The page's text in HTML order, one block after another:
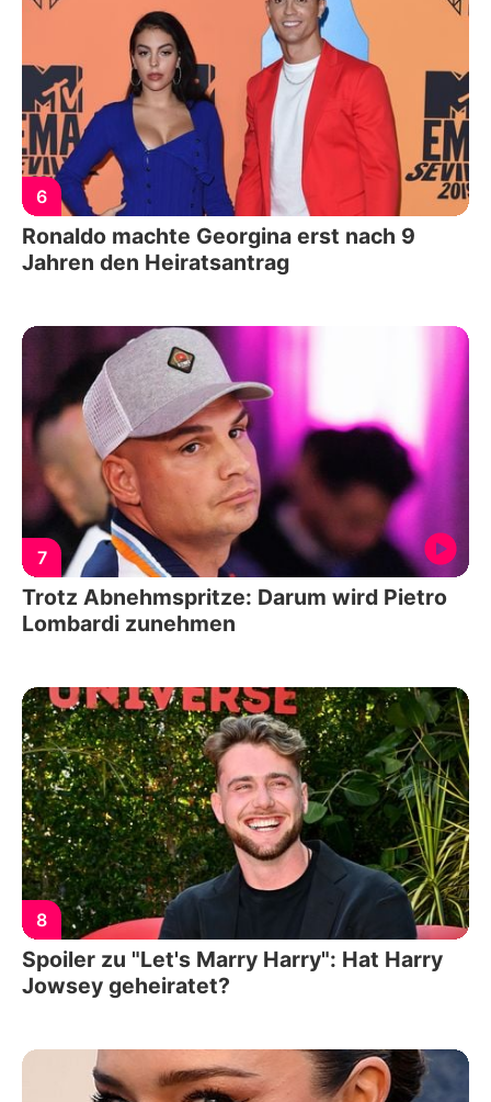
6
Ronaldo machte Georgina erst nach 9
Jahren den Heiratsantrag
7
Trotz Abnehmspritze: Darum wird Pietro
Lombardi zunehmen
8
Spoiler zu "Let's Marry Harry": Hat Harry
Jowsey geheiratet?